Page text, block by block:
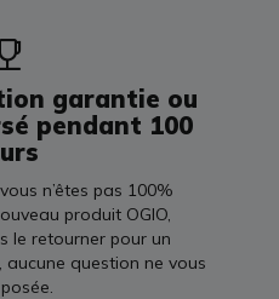
garantie ou
pendant 100
n’êtes pas 100%
produit OGIO,
le retourner pour un
aucune question ne vous